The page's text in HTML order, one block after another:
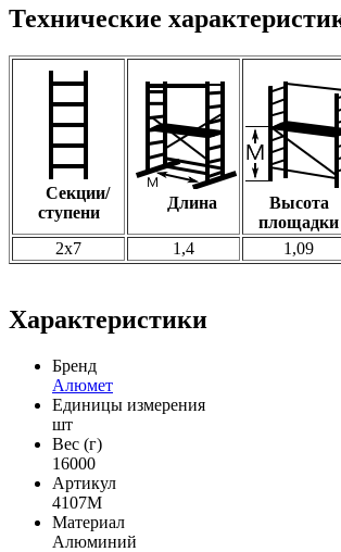
Технические
Секции/
ступени
Длина
Высота
площадки
2х7
1,4 1,09
Характеристики
Бренд
Алюмет
Единицы измерения
шт
Вес (г)
16000
Артикул
4107М
Материал
Алюминий